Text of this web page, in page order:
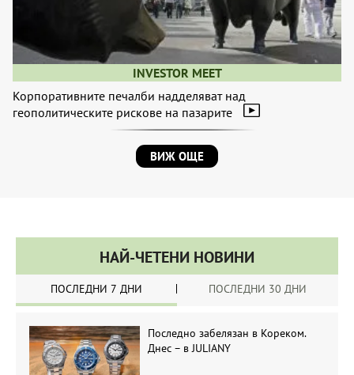
INVESTOR MEET
Корпоративните печалби надделяват над
геополитическите рискове на пазарите
ВИЖ ОЩЕ
НАЙ-ЧЕТЕНИ НОВИНИ
ПОСЛЕДНИ 7 ДНИ ПОСЛЕДНИ 30 ДНИ
Последно забелязан в Кореком.
Днес – в JULIANY